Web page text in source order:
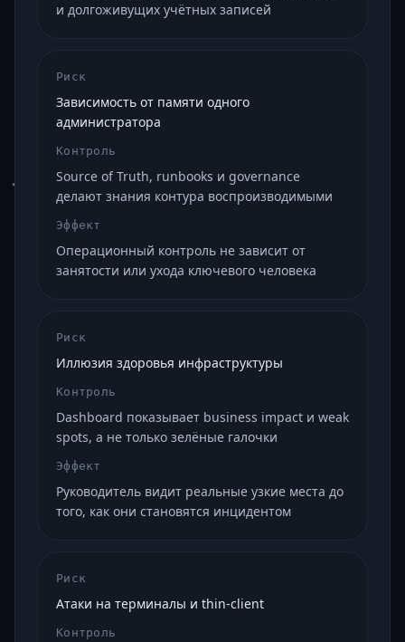
и долгоживущих учётных записей
Риск
Зависимость от памяти одного
администратора
Контроль
Source of Truth, runbooks и governance
делают знания контура воспроизводимыми
Эффект
Операционный контроль не зависит от
занятости или ухода ключевого человека
Риск
Иллюзия здоровья инфраструктуры
Контроль
Dashboard показывает business impact и weak
spots, а не только зелёные галочки
Эффект
Руководитель видит реальные узкие места до
того, как они становятся инцидентом
Риск
Атаки на терминалы и thin-client
Контроль